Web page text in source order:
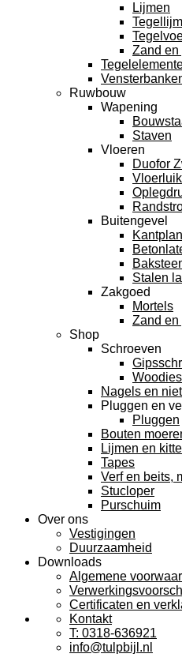
Lijmen
Zand en
Ruwbouw
Wapening
Staven
Vloeren
Duofor
Buitengevel
Stalen
Zakgoed
Mortels
Zand en
Shop
Schroeven
Woodies
Nagels en
Pluggen en
Pluggen
Bouten
Lijmen en
Tapes
Verf en beits,
Stucloper
Purschuim
Over ons
Vestigingen
Duurzaamheid
Downloads
Algemene
Certificaten en
Kontakt
T: 0318-636921
info@tulpbijl.nl